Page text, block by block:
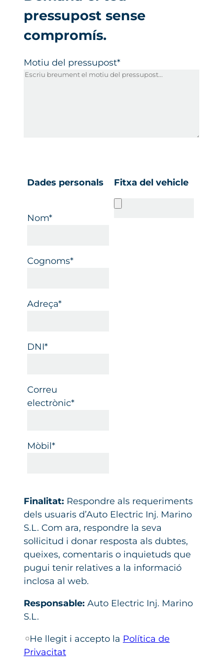
pressupost sense
compromís.
Motiu del pressupost*
Dades personals
Nom*
Cognoms*
Adreça*
DNI*
Correu
electrònic*
Mòbil*
Fitxa del vehicle
Finalitat: Respondre als requeriments
dels usuaris d’Auto Electric Inj. Marino
S.L. Com ara, respondre la seva
sol·licitud i donar resposta als dubtes,
queixes, comentaris o inquietuds que
pugui tenir relatives a la informació
inclosa al web.
Responsable: Auto Electric Inj. Marino
S.L.
He llegit i accepto la Política de
Privacitat